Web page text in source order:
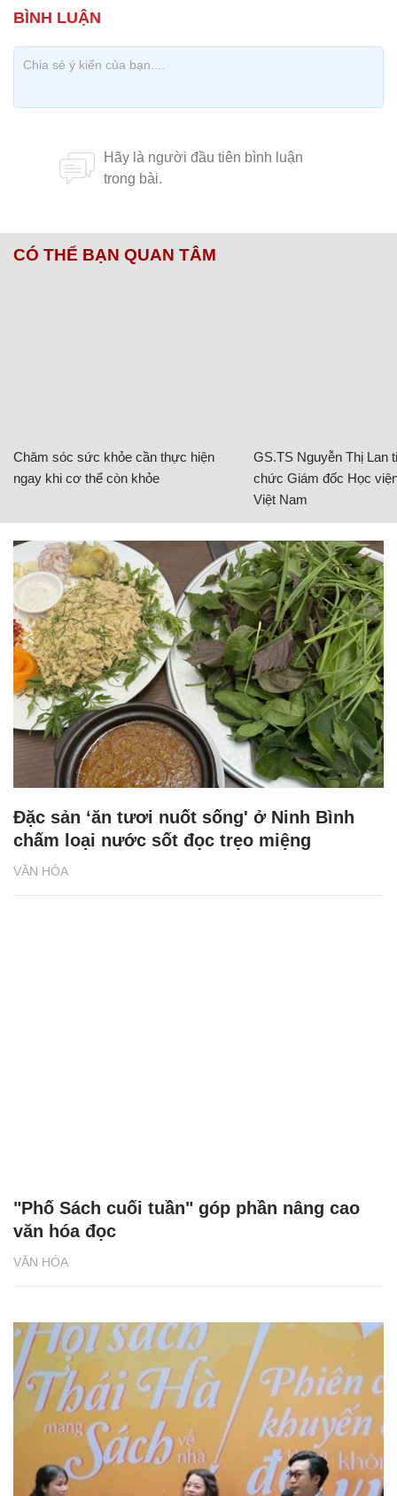
CÓ THỂ BẠN QUAN TÂM
Chăm sóc sức khỏe cần thực hiện
ngay khi cơ thể còn khỏe
GS.TS Nguyễn Thị Lan
chức Giám đốc Học
Việt Nam
VĂN HÓA
Đặc sản ‘ăn tươi nuốt sống' ở Ninh Bình
chấm loại nước sốt đọc trẹo miệng
VĂN HÓA
"Phố Sách cuối tuần" góp phần nâng cao
văn hóa đọc